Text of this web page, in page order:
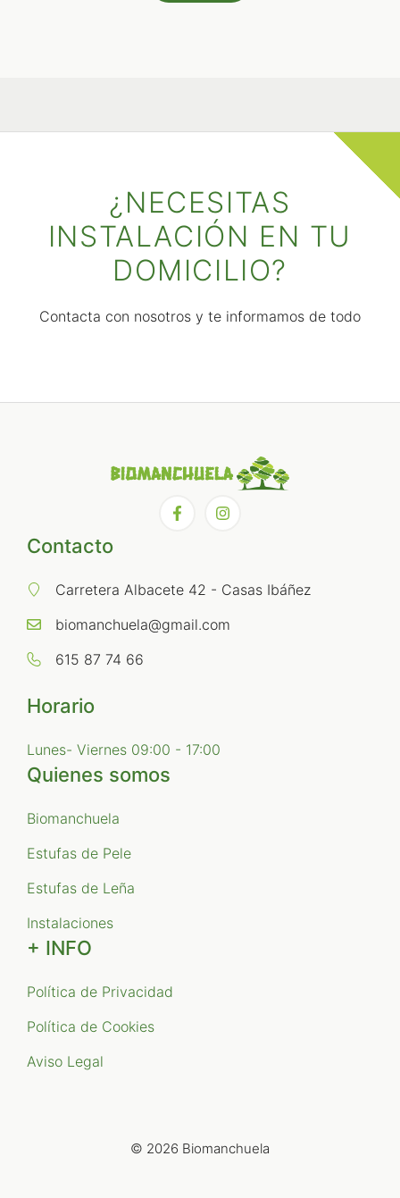
¿NECESITAS
INSTALACIÓN EN TU
DOMICILIO?
Contacta con nosotros y te informamos de todo
Contacto
Carretera Albacete 42 - Casas Ibáñez
biomanchuela@gmail.com
615 87 74 66
Horario
Lunes- Viernes 09:00 - 17:00
Quienes somos
Biomanchuela
Estufas de Pele
Estufas de Leña
Instalaciones
+ INFO
Política de Privacidad
Política de Cookies
Aviso Legal
© 2026 Biomanchuela